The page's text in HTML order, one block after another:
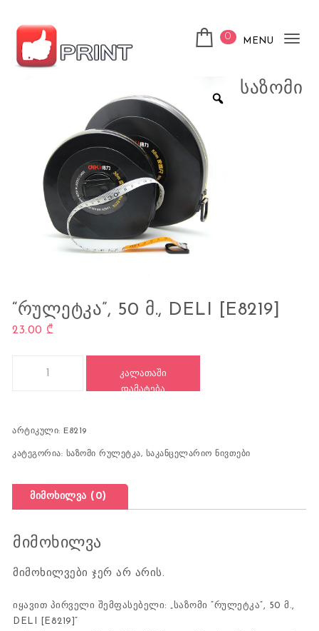
0 MENU
ᲡᲐᲖᲝᲛᲘ
“ᲠᲣᲚᲔᲢᲙᲐ”, 50 Მ., DELI [E8219]
23.00 ₾
ᲙᲐᲚᲐᲗᲐᲨᲘ
ᲓᲐᲛᲐᲢᲔᲑᲐ
არტიკული: E8219
კატეგორია: საზომი რულეტკა, საკანცელარიო ნივთები
მიმოხილვა (0)
მიმოხილვა
მიმოხილვები ჯერ არ არის.
იყავით პირველი შემფასებელი: „საზომი “რულეტკა”, 50 მ.,
DELI [E8219]“